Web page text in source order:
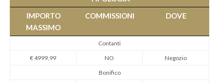
IMPORTO
MASSIMO
COMMISSIONI DOVE
Contanti
€ 4999,99
NO
Negozio
Bonifico